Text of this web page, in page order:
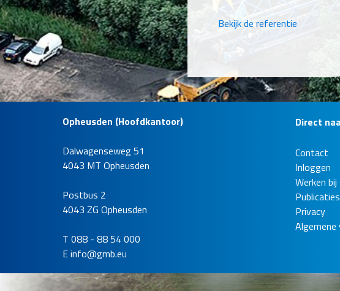
Bekijk de referentie
Herstel ecosysteem in
zoetwatergebieden
Bekijk de referentie
Opheusden (Hoofdkantoor)
Dalwagenseweg 51
4043 MT Opheusden
Postbus 2
4043 ZG Opheusden
T 088 - 88 54 000
Einfo@gmb.eu
Direct
Contact
Inloggen
Werken bij
Publicaties
Privacy
Algemene